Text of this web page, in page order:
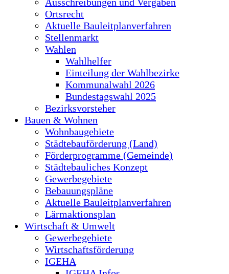
Ortsrecht
Aktuelle Bauleitplanverfahren
Stellenmarkt
Wahlen
Wahlhelfer
Einteilung der Wahlbezirke
Kommunalwahl 2026
Bundestagswahl 2025
Bezirksvorsteher
Bauen & Wohnen
Wohnbaugebiete
Städtebauförderung (Land)
Förderprogramme (Gemeinde)
Städtebauliches Konzept
Gewerbegebiete
Bebauungspläne
Aktuelle Bauleitplanverfahren
Lärmaktionsplan
Wirtschaft & Umwelt
Gewerbegebiete
Wirtschaftsförderung
IGEHA